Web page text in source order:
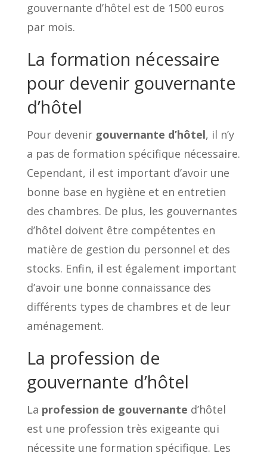
gouvernante d’hôtel est de 1500 euros
par mois.
La formation nécessaire
pour devenir gouvernante
d’hôtel
Pour devenir gouvernante d’hôtel, il n’y
a pas de formation spécifique nécessaire.
Cependant, il est important d’avoir une
bonne base en hygiène et en entretien
des chambres. De plus, les gouvernantes
d’hôtel doivent être compétentes en
matière de gestion du personnel et des
stocks. Enfin, il est également important
d’avoir une bonne connaissance des
différents types de chambres et de leur
aménagement.
La profession de
gouvernante d’hôtel
La profession de gouvernante d’hôtel
est une profession très exigeante qui
nécessite une formation spécifique. Les